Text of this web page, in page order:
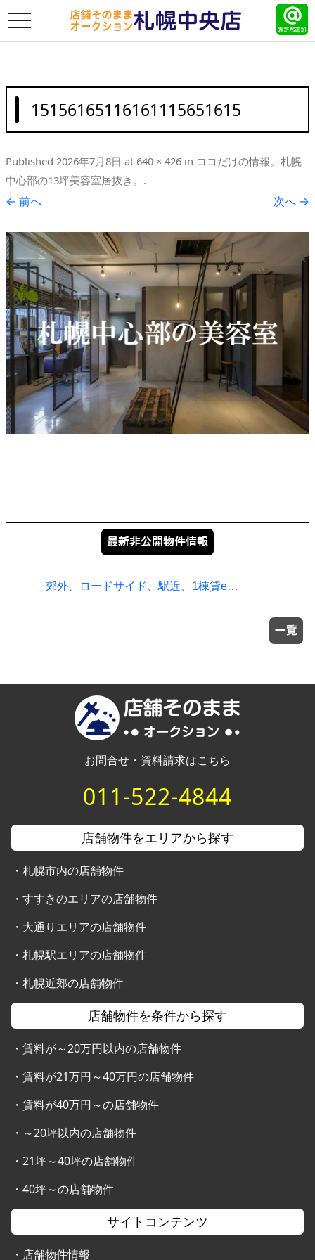
toggle
15156165116161115651615
Published 2026年7月8日 at 640 × 426 in ココだけの情報。札幌
中心部の13坪美容室居抜き。 .
← 前へ 次へ →
「郊外、ロードサイド、駅近、1棟貸e…
お問合せ・資料請求はこちら
011-522-4844
店舗物件をエリアから探す
・ 札幌市内の店舗物件
・ すすきのエリアの店舗物件
・ 大通りエリアの店舗物件
・ 札幌駅エリアの店舗物件
・ 札幌近郊の店舗物件
店舗物件を条件から探す
・ 賃料が～20万円以内の店舗物件
・ 賃料が21万円～40万円の店舗物件
・ 賃料が40万円～の店舗物件
・ ～20坪以内の店舗物件
・ 21坪～40坪の店舗物件
・ 40坪～の店舗物件
サイトコンテンツ
・ 店舗物件情報